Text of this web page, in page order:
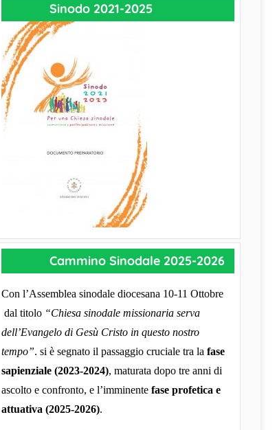
Sinodo 2021-2025
Cammino Sinodale 2025-2026
Con l’Assemblea sinodale diocesana 10-11 Ottobre
dal titolo “Chiesa sinodale missionaria serva
dell’Evangelo di Gesù Cristo in questo nostro
tempo”. si è segnato il passaggio cruciale tra la fase
sapienziale (2023-2024), maturata dopo tre anni di
ascolto e confronto, e l’imminente fase profetica e
attuativa (2025-2026).